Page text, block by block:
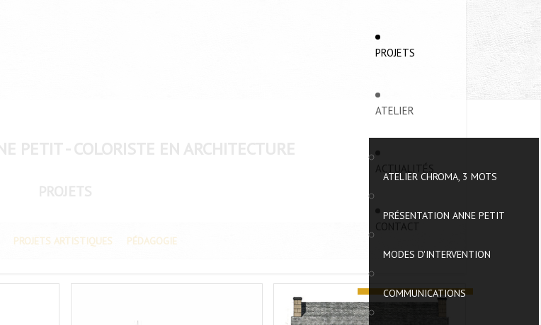
PROJETS
ATELIER
ATELIER CHROMA, 3 MOTS
PRÉSENTATION ANNE PETIT
MODES D'INTERVENTION
COMMUNICATIONS
ACTUALITÉS
CONTACT
PROJETS ARTISTIQUES PÉDAGOGIE
PONTIVY – GUIDE DE COLORATION